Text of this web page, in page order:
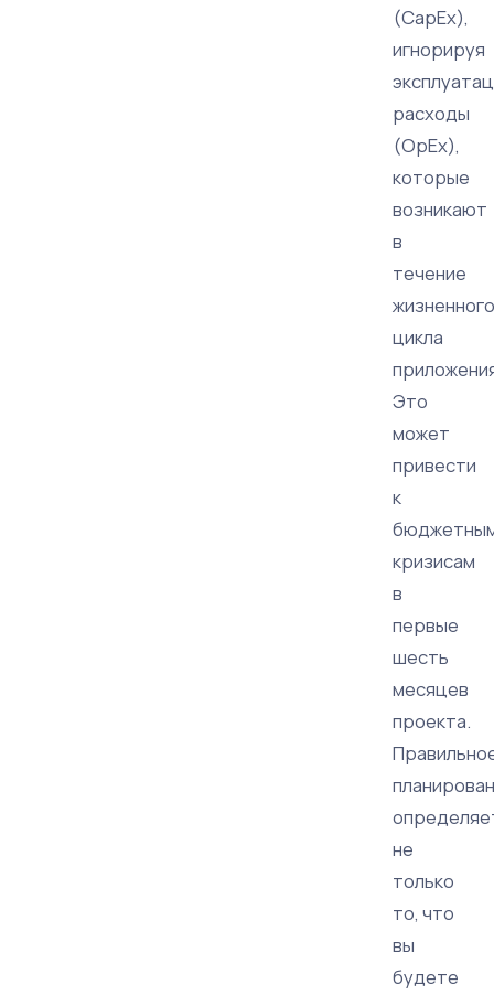
(CapEx),
игнорируя
расходы
(OpEx),
которые
возникают
в
течение
жизненного
цикла
Это
может
привести
к
кризисам
в
первые
шесть
месяцев
проекта.
не
только
то, что
вы
будете